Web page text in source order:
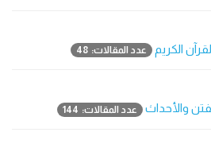
الكريم عدد المقالات: 48
والأحداث عدد المقالات: 144